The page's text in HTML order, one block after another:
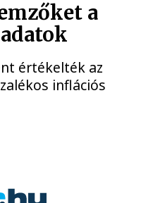
a
értékelték az
inflációs